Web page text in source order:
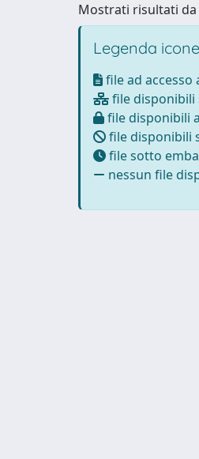
Mostrati risultati da
Legenda icone
file ad accesso
file disponibili
file disponibili
file disponibili
file sotto
nessun file